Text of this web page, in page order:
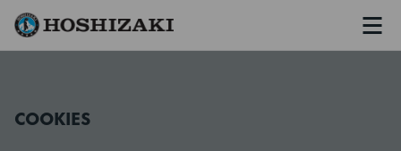
Hoshizaki Germany
COOKIES